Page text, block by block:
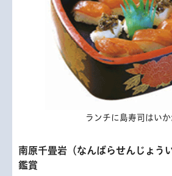
ランチに島寿司はいか
南原千畳岩（なんばらせんじょう
鑑賞